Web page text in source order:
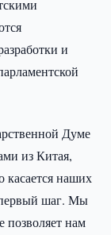
и
Думе
из Китая,
наших
первый шаг. Мы
позволяет нам